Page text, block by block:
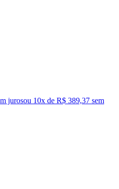
jurosou 10x de R$ 389,37 sem